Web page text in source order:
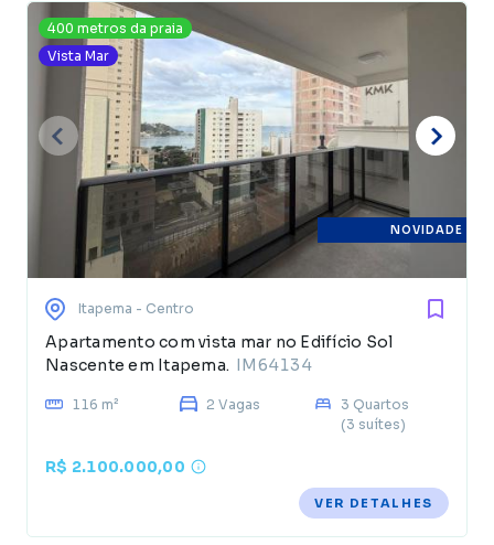
400 metros da praia
Vista Mar
NOVIDADE
Itapema - Centro
Apartamento com vista mar no Edifício Sol
Nascente em Itapema. IM64134
116 m² 2 Vagas
3 Quartos
(3 suítes)
R$ 2.100.000,00
VER DETALHES